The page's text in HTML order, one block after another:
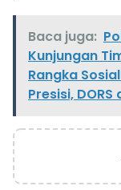
Baca juga:
Kunjungan
Rangka
Presisi, DORS